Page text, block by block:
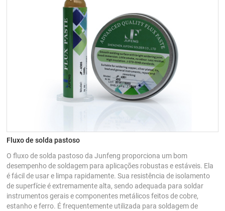
Fluxo de solda pastoso
O fluxo de solda pastoso da Junfeng proporciona um bom
desempenho de soldagem para aplicações robustas e estáveis. Ela
é fácil de usar e limpa rapidamente. Sua resistência de isolamento
de superfície é extremamente alta, sendo adequada para soldar
instrumentos gerais e componentes metálicos feitos de cobre,
estanho e ferro. É frequentemente utilizada para soldagem de